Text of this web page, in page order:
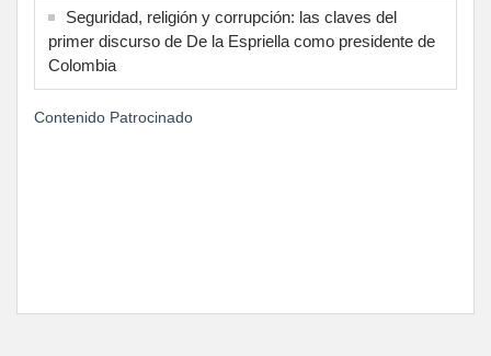
Seguridad, religión y corrupción: las claves del
primer discurso de De la Espriella como presidente de
Colombia
Contenido Patrocinado